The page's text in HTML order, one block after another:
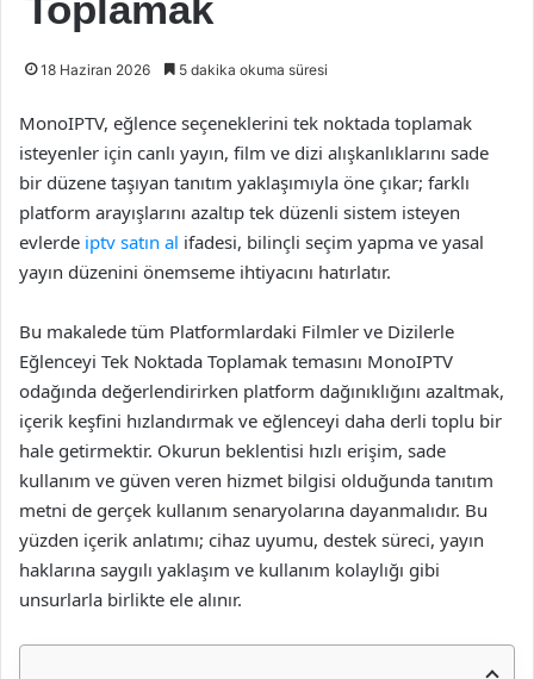
18 Haziran 2026 5 dakika okuma süresi
MonoIPTV, eğlence seçeneklerini tek noktada toplamak
isteyenler için canlı yayın, film ve dizi alışkanlıklarını sade
bir düzene taşıyan tanıtım yaklaşımıyla öne çıkar; farklı
platform arayışlarını azaltıp tek düzenli sistem isteyen
evlerde iptv satın al ifadesi, bilinçli seçim yapma ve yasal
yayın düzenini önemseme ihtiyacını hatırlatır.
Bu makalede tüm Platformlardaki Filmler ve Dizilerle
Eğlenceyi Tek Noktada Toplamak temasını MonoIPTV
odağında değerlendirirken platform dağınıklığını azaltmak,
içerik keşfini hızlandırmak ve eğlenceyi daha derli toplu bir
hale getirmektir. Okurun beklentisi hızlı erişim, sade
kullanım ve güven veren hizmet bilgisi olduğunda tanıtım
metni de gerçek kullanım senaryolarına dayanmalıdır. Bu
yüzden içerik anlatımı; cihaz uyumu, destek süreci, yayın
haklarına saygılı yaklaşım ve kullanım kolaylığı gibi
unsurlarla birlikte ele alınır.